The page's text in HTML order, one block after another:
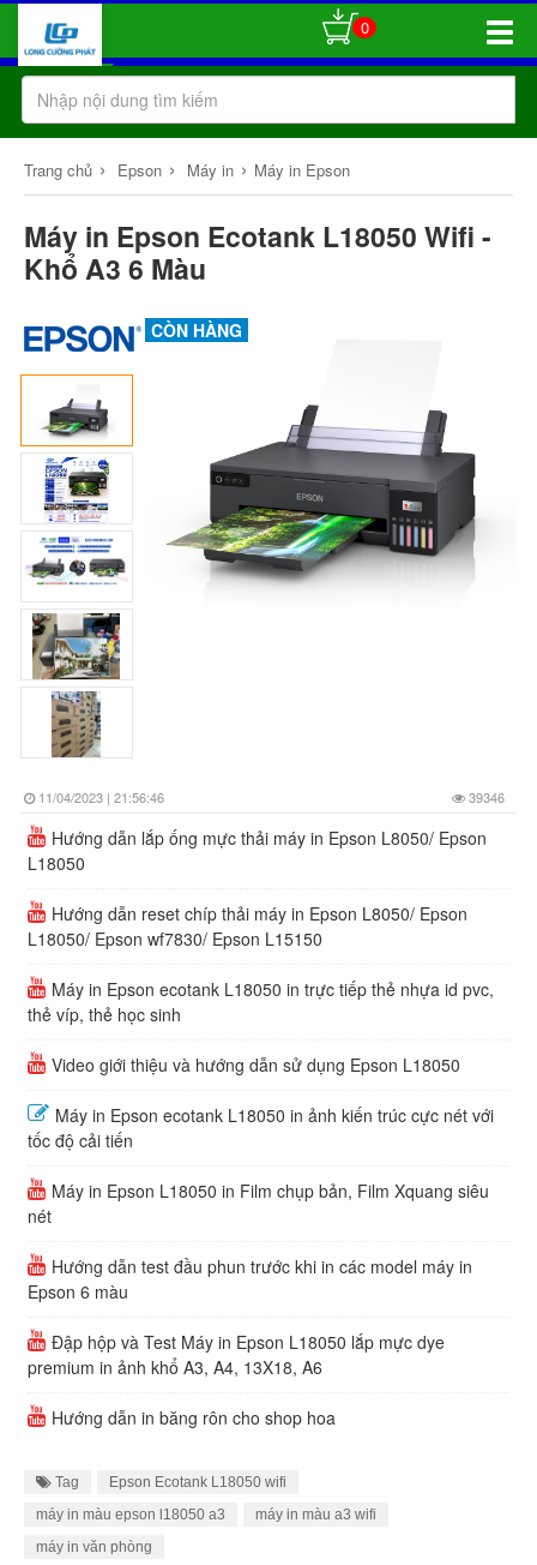
Toggle
0
Trang chủ › Epson › Máy in › Máy in Epson
Máy in Epson Ecotank L18050 Wifi -
Khổ A3 6 Màu
CÒN HÀNG
11/04/2023 | 21:56:46 39346
Hướng dẫn lắp ống mực thải máy in Epson L8050/ Epson
L18050
Hướng dẫn reset chíp thải máy in Epson L8050/ Epson
L18050/ Epson wf7830/ Epson L15150
Máy in Epson ecotank L18050 in trực tiếp thẻ nhựa id pvc,
thẻ víp, thẻ học sinh
Video giới thiệu và hướng dẫn sử dụng Epson L18050
Máy in Epson ecotank L18050 in ảnh kiến trúc cực nét với
tốc độ cải tiến
Máy in Epson L18050 in Film chụp bản, Film Xquang siêu
nét
Hướng dẫn test đầu phun trước khi in các model máy in
Epson 6 màu
Đập hộp và Test Máy in Epson L18050 lắp mực dye
premium in ảnh khổ A3, A4, 13X18, A6
Hướng dẫn in băng rôn cho shop hoa
Tag
Epson Ecotank L18050 wifi
máy in màu epson l18050 a3
máy in màu a3 wifi
máy in văn phòng